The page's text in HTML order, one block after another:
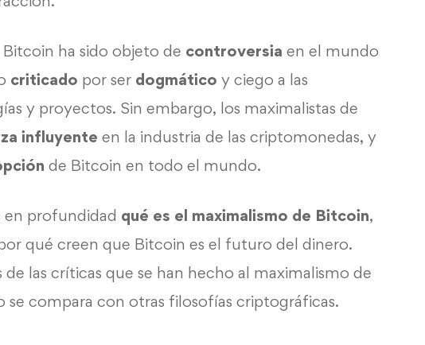
ha sido objeto de controversia en el mundo
criticado por ser dogmático y ciego a las
y proyectos. Sin embargo, los maximalistas de
influyente en la industria de las criptomonedas, y
de Bitcoin en todo el mundo.
en profundidad qué es el maximalismo de Bitcoin,
qué creen que Bitcoin es el futuro del dinero.
las críticas que se han hecho al maximalismo de
compara con otras filosofías criptográficas.